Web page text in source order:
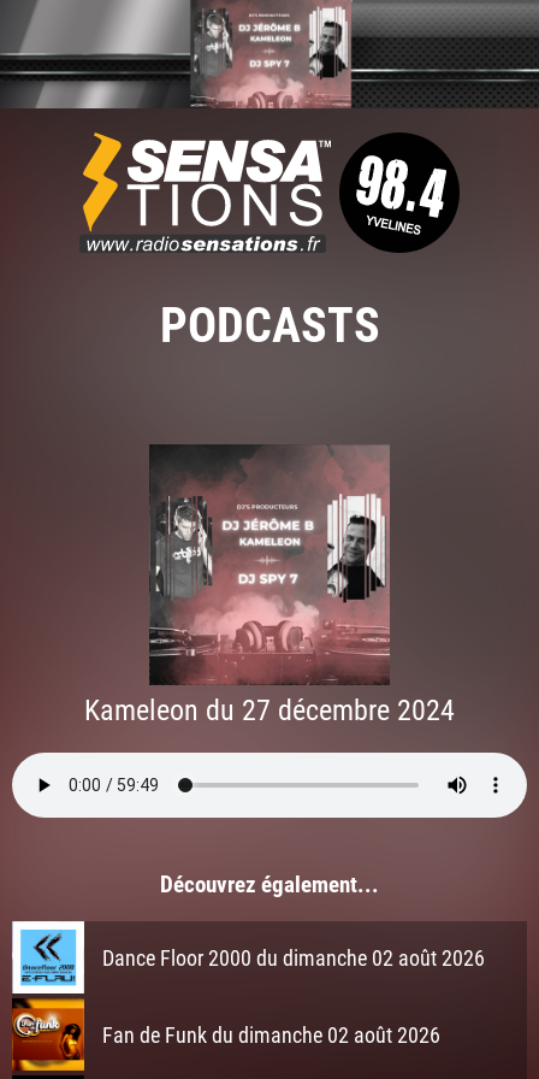
PODCASTS
Kameleon du 27 décembre 2024
Découvrez également...
Dance Floor 2000 du dimanche 02 août 2026
Fan de Funk du dimanche 02 août 2026